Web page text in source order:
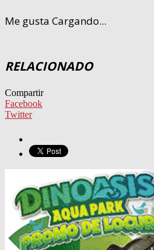
Me gusta Cargando...
RELACIONADO
Compartir
Facebook
Twitter